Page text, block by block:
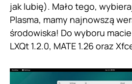
jak lubię). Mało tego,
Plasma, mamy najnowszą
środowiska! Do wyboru macie
LXQt 1.2.0, MATE 1.26 oraz